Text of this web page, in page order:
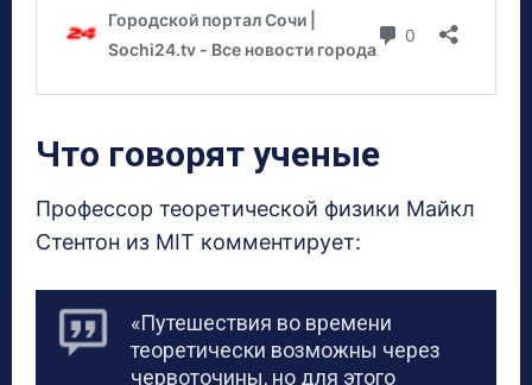
Что говорят ученые
Профессор теоретической физики Майкл
Стентон из MIT комментирует:
«Путешествия во времени
теоретически возможны через
червоточины, но для этого